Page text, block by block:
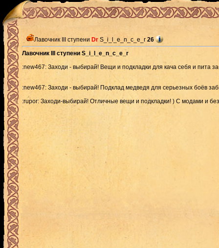
Лавочник III ступени Dr S_i_l_e_n_c_e_r 26
Лавочник III ступени S_i_l_e_n_c_e_r
:new467: Заходи - выбирай! Вещи и подкладки для кача себя и пита
:new467: Заходи - выбирай! Подклад медведя для серьезных боёв
:rupor: Заходи-выбирай! Отличные вещи и подкладки! ) С модами и